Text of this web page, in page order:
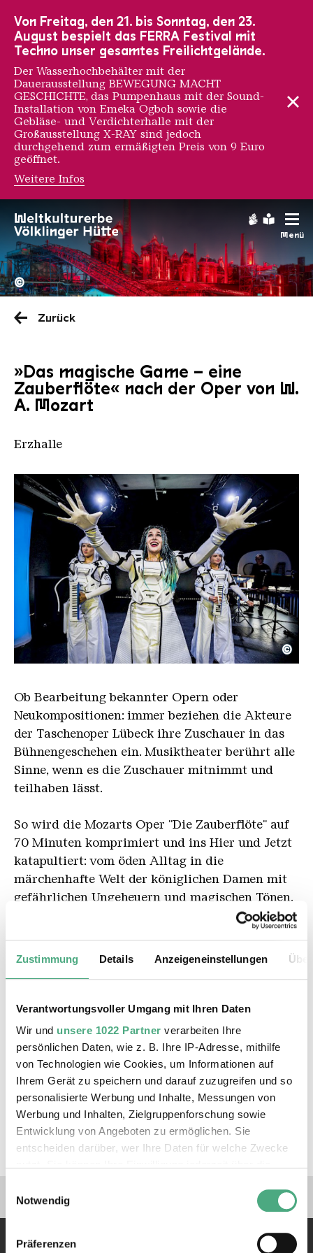
Zustimmung Details Anzeigeneinstellungen
Verantwortungsvoller Umgang mit Ihren Daten
Wir und unsere 1022 Partner verarbeiten Ihre
persönlichen Daten, wie z. B. Ihre IP-Adresse, mithilfe
von Technologien wie Cookies, um Informationen auf
Ihrem Gerät zu speichern und darauf zuzugreifen und so
personalisierte Werbung und Inhalte, Messungen von
Werbung und Inhalten, Zielgruppenforschung sowie
Entwicklung von Angeboten zu ermöglichen. Sie
entscheiden darüber, wer Ihre Daten für welche Zwecke
Trigger Symbol ändern oder widerrufen
Notwendig
Präferenzen
Menü
Hochofengruppe in Rot
Copyright:
©
Zurück
»Das magische Game – eine
Zauberflöte« nach der Oper von W.
A. Mozart
Erzhalle
Taschenoper Lübeck - Das magische Game
Copyright: Olaf Malzahn
©
Ob Bearbeitung bekannter Opern oder
Neukompositionen: immer beziehen die Akteure
der Taschenoper Lübeck ihre Zuschauer in das
Bühnengeschehen ein. Musiktheater berührt alle
Sinne, wenn es die Zuschauer mitnimmt und
teilhaben lässt.
So wird die Mozarts Oper "Die Zauberflöte" auf
70 Minuten komprimiert und ins Hier und Jetzt
katapultiert: vom öden Alltag in die
märchenhafte Welt der königlichen Damen mit
gefährlichen Ungeheuern und magischen Tönen.
Aus der Musikstunde mit Klavierbegleitung
driftet Tamino ab in seine virtuelle Welt, eine
Welt, in der er Pamina, die entführte Tochter der
»Das magische Game – eine Zauberflöte« ist
eine Aufführung der Taschenoper Lübeck
im Rahmen der Musikfestspiele Saar.
Karten zu den Aufführungen erhalten Sie
über Proticket.
Kinder ab 6 Jahren
Verlinkungen zu unseren
Von Freitag, den 21. bis Sonntag, den 23.
August bespielt das FERRA Festival mit
Techno unser gesamtes Freilichtgelände.
Der Wasserhochbehälter mit der
Dauerausstellung BEWEGUNG MACHT
GESCHICHTE, das Pumpenhaus mit der Sound-
Installation von Emeka Ogboh sowie die
Gebläse- und Verdichterhalle mit der
Großausstellung X-RAY sind jedoch
durchgehend zum ermäßigten Preis von 9 Euro
geöffnet.
Weitere Infos